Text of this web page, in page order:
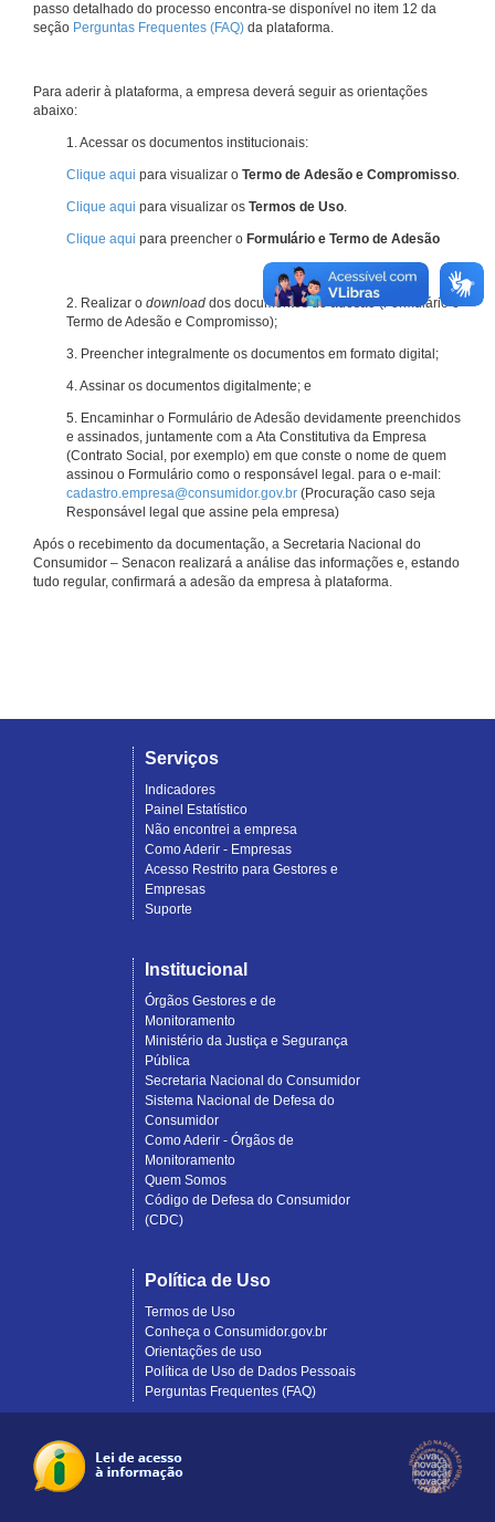
passo detalhado do processo encontra-se disponível no item 12 da
seção Perguntas Frequentes (FAQ) da plataforma.
Para aderir à plataforma, a empresa deverá seguir as orientações
abaixo:
1. Acessar os documentos institucionais:
Clique aqui para visualizar o Termo de Adesão e Compromisso.
Clique aqui para visualizar os Termos de Uso.
Clique aqui para preencher o Formulário e Termo de Adesão
2. Realizar o download dos documentos de adesão (Formulário e
Termo de Adesão e Compromisso);
3. Preencher integralmente os documentos em formato digital;
4. Assinar os documentos digitalmente; e
5. Encaminhar o Formulário de Adesão devidamente preenchidos
e assinados, juntamente com a Ata Constitutiva da Empresa
(Contrato Social, por exemplo) em que conste o nome de quem
assinou o Formulário como o responsável legal. para o e-mail:
cadastro.empresa@consumidor.gov.br (Procuração caso seja
Responsável legal que assine pela empresa)
Após o recebimento da documentação, a Secretaria Nacional do
Consumidor – Senacon realizará a análise das informações e, estando
tudo regular, confirmará a adesão da empresa à plataforma.
Serviços
Indicadores
Painel Estatístico
Não encontrei a empresa
Como Aderir - Empresas
Acesso Restrito para Gestores e
Empresas
Suporte
Institucional
Órgãos Gestores e de
Monitoramento
Ministério da Justiça e Segurança
Pública
Secretaria Nacional do Consumidor
Sistema Nacional de Defesa do
Consumidor
Como Aderir - Órgãos de
Monitoramento
Quem Somos
Código de Defesa do Consumidor
(CDC)
Política de Uso
Termos de Uso
Conheça o Consumidor.gov.br
Orientações de uso
Política de Uso de Dados Pessoais
Perguntas Frequentes (FAQ)